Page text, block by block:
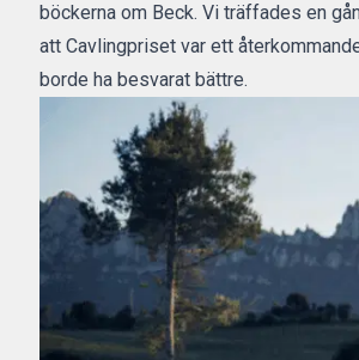
böckerna om Beck. Vi träffades en
att Cavlingpriset var ett
borde ha besvarat bättre.